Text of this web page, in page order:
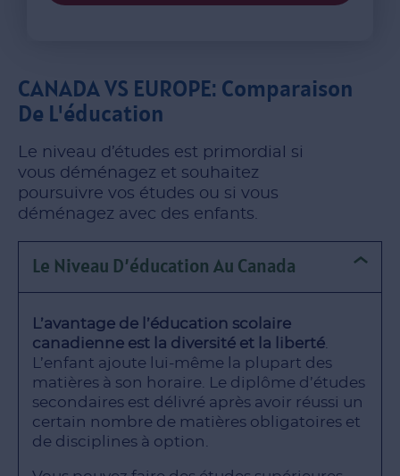
CANADA VS EUROPE: Comparaison
De L'éducation
Le niveau d’études est primordial si
vous déménagez et souhaitez
poursuivre vos études ou si vous
déménagez avec des enfants.
Le Niveau D’éducation Au Canada
L’avantage de l’éducation scolaire
canadienne est la diversité et la liberté
L’enfant ajoute lui-même la plupart des
matières à son horaire. Le diplôme d’études
secondaires est délivré après avoir réussi un
certain nombre de matières obligatoires et
de disciplines à option.